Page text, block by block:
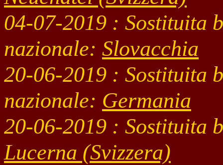
04-07-2019 : Sostituita
nazionale: Slovacchia
20-06-2019 : Sostituita
nazionale: Germania
20-06-2019 : Sostituita
Lucerna (Svizzera)